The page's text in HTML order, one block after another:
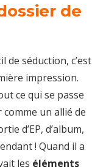
de
de séduction, c’est
impression.
ce qui se passe
un allié de
d’EP, d’album,
! Quand il a
les éléments